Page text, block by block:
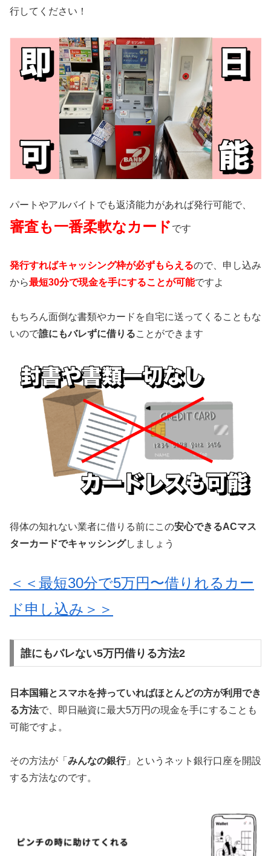
行してください！
パートやアルバイトでも返済能力があれば発行可能で、
審査も一番柔軟なカード です
発行すればキャッシング枠が必ずもらえるので、申し込み
から最短30分で現金を手にすることが可能ですよ
もちろん面倒な書類やカードを自宅に送ってくることもな
いので誰にもバレずに借りることができます
得体の知れない業者に借りる前にこの安心できるACマス
ターカードでキャッシングしましょう
＜＜最短30分で5万円〜借りれるカー
ド申し込み＞＞
誰にもバレない5万円借りる方法2
日本国籍とスマホを持っていればほとんどの方が利用でき
る方法で、即日融資に最大5万円の現金を手にすることも
可能ですよ。
その方法が「 みんなの銀行」というネット銀行口座を開設
する方法なのです。